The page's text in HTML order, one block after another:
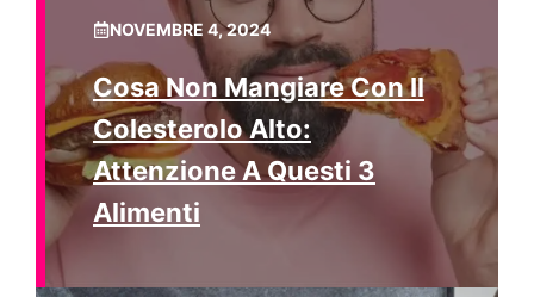
NOVEMBRE 4, 2024
Cosa Non Mangiare Con Il
Colesterolo Alto:
Attenzione A Questi 3
Alimenti